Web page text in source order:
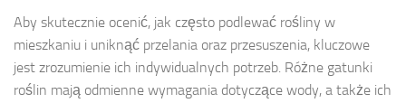
Aby skutecznie ocenić, jak często podlewać rośliny w
mieszkaniu i uniknąć przelania oraz przesuszenia, kluczowe
jest zrozumienie ich indywidualnych potrzeb. Różne gatunki
roślin mają odmienne wymagania dotyczące wody, a także ich